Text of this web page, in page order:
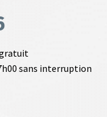
sans interruption